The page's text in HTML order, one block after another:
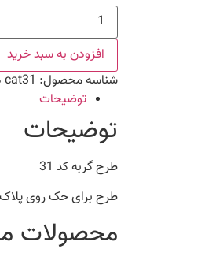
طرح
گربه
کد
عددافزودن به سبد خرید
شناسه محصول: cat31
توضیحات
توضیحات
طرح گربه کد 31
طرح برای حک روی پلاک
محصولات